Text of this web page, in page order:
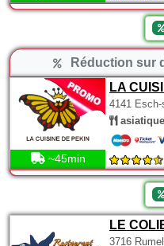
Réduction sur
LA
4141
~45min
LE
3716